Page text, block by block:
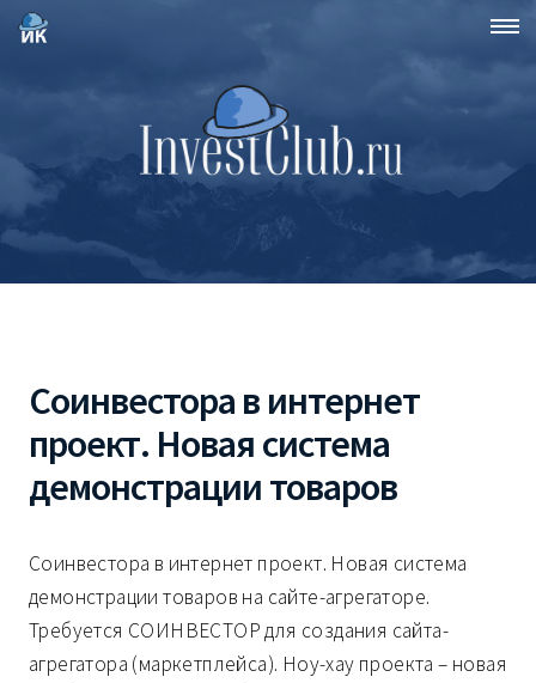
Соинвестора в интернет
проект. Новая система
демонстрации товаров
Соинвестора в интернет проект. Новая система
демонстрации товаров на сайте-агрегаторе.
Требуется СОИНВЕСТОР для создания сайта-
агрегатора (маркетплейса). Ноу-хау проекта – новая